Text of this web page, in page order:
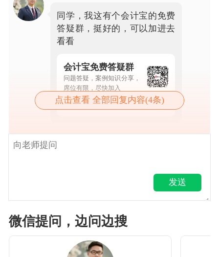
同学，我这有个会计宝的免费
答疑群，挺好的，可以加进去
看看
会计宝免费答疑群
问题答疑，案例知识分享，
席位有限，尽快加入
点击查看详情
点击查看 全部回复内容(4条)
发送
微信提问，边问边搜